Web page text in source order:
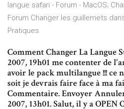
langue safari - Forum - MacOS;
Forum Changer les guillemets
Pratiques
Comment Changer La Langue
2007, 19h01 me contenter de
avoir le pack multilangue !!! ce
soit je devrais faire face à ma
Commentaire. Envoyer
2007, 13h01. Salut, il y a OPEN